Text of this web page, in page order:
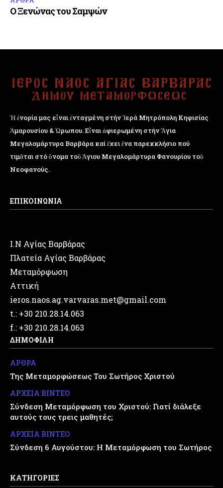
Ο Ξενώνας του Σαμψών
Ἡ ἐνορία μας εἶναι ἐνταγμένη στήν Ἱερά Μητρόπολη Κηφισίας
Ἁμαρουσίου & Ὠρωπου. Εἶναι ἀφιερωμένη στήν Ἅγια
Μεγαλομάρτυρα Βαρβάρα καί ἔχει ἕνα παρεκκλήσιο πού
τιμᾶται στό ὄνομα τοῦ Ἁγιου Μεγαλομάρτυρα Φανουρίου τοῦ
Νεοφανούς.
ΕΠΙΚΟΙΝΩΝΙΑ
Ι.Ν Αγίας Βαρβάρας
Πλατεία Αγίας Βαρβάρας
Μεταμόρφωση
Αττική
ieros.naos.ag.varvaras.met@gmail.com
t.: +30 210.28.14.063
f.: +30 210.28.14.063
ΔΗΜΟΦΙΛΗ
ΑΡΘΡΑ
Της Μεταμορφώσεως Του Σωτήρος Χριστού
ΑΡΧΕΙΑ ΒΙΝΤΕΟ
Σύνδεση Μεταμόρφωση του Χριστού: Γιατί διάλεξε
αυτούς τους τρεις μαθητές;
ΑΡΧΕΙΑ ΒΙΝΤΕΟ
Σύνδεση 6 Αυγούστου: Η Μεταμόρφωση του Σωτήρος
ΚΑΤΗΓΟΡΙΕΣ